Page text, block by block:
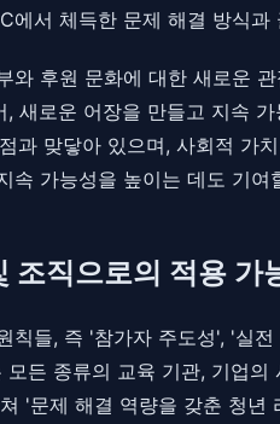
에서 체득한 문제 해결 방식
와 후원 문화에 대한 새로운
, 새로운 어장을 만들고 지속
과 맞닿아 있으며, 사회적 가
속 가능성을 높이는 데도 기여
조직으로의 적용 가
칙들, 즉 '참가자 주도성', '실
모든 종류의 교육 기관, 기업
'문제 해결 역량을 갖춘 청